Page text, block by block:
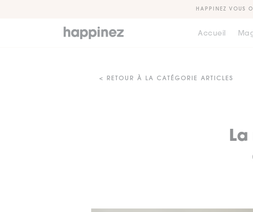
HAPPINEZ VOUS
Accueil
< RETOUR À LA CATÉGORIE ARTICLES